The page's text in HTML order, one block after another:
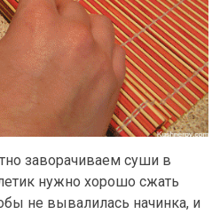
заворачиваем суши в
нужно хорошо сжать
не вывалилась начинка, и